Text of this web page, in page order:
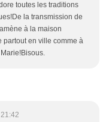
toutes les traditions
la transmission de
à la maison
partout en ville comme à